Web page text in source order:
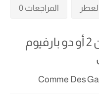
المراجعات 0
عطر كوم دي غارسون 2 أو دو بارفيوم
Comme Des